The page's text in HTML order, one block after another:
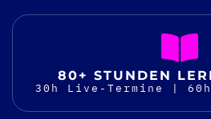
80+ STUNDEN
30h Live-Termine |